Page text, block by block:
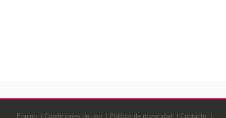
Equipo Condiciones de uso Política de privacidad Contacto